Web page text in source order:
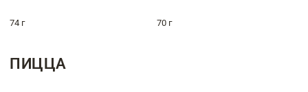
74 г 70 г
ПИЦЦА